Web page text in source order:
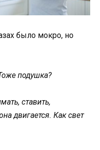
было мокро, но
подушка?
ставить,
двигается. Как свет